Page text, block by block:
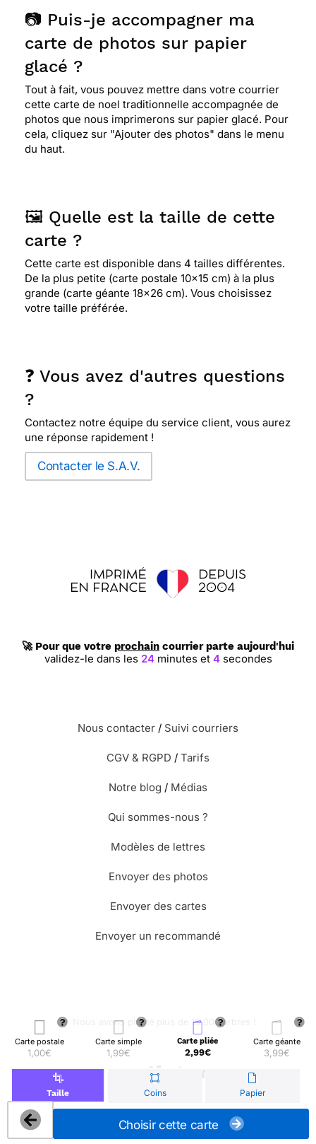
Carte postale
1,00€
Carte simple
1,99€
Carte pliée
2,99€
Carte géante
3,99€
Taille Coins Papier
Choisir cette carte
📷 Puis-je accompagner ma
carte de photos sur papier
glacé ?
Tout à fait, vous pouvez mettre dans votre courrier
cette carte de noel traditionnelle accompagnée de
photos que nous imprimerons sur papier glacé. Pour
cela, cliquez sur "Ajouter des photos" dans le menu
du haut.
🖼️ Quelle est la taille de cette
carte ?
Cette carte est disponible dans 4 tailles différentes.
De la plus petite (carte postale 10x15 cm) à la plus
grande (carte géante 18x26 cm). Vous choisissez
votre taille préférée.
❓ Vous avez d'autres questions
?
Contactez notre équipe du service client, vous aurez
une réponse rapidement !
Contacter le S.A.V.
🚀 Pour que votre prochain courrier parte aujourd'hui
validez-le dans les 24minutes et 4secondes
Nous contacter / Suivi courriers
CGV & RGPD / Tarifs
Notre blog / Médias
Qui sommes-nous ?
Modèles de lettres
Envoyer des photos
Envoyer des cartes
Envoyer un recommandé
🌳 Nous avons planté plus de 13.000 arbres !
© Merci Facteur